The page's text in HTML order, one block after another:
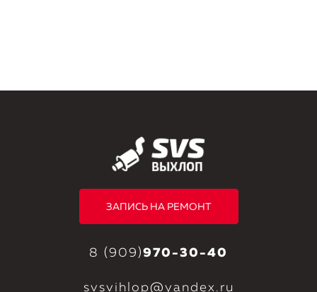
ЗАПИСЬ НА РЕМОНТ
8 (909)970-30-40
svsvihlop@yandex.ru